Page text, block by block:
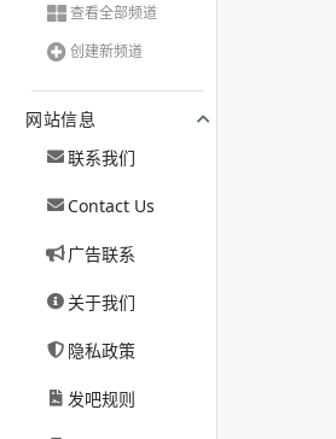
查看全部频道
创建新频道
网站信息
联系我们
Contact Us
广告联系
关于我们
隐私政策
发吧规则